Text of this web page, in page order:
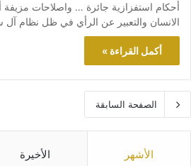
أحكام استفزازية جائرة … واصلاحات
الانسان والتعبير عن الرأي في ظل نظام
أكمل القراءة »
الصفحة السابقة
الأشهر الأخيرة